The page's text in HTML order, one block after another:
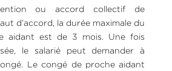
ou accord collectif de
d’accord, la durée maximale du
aidant est de 3 mois. Une fois
le salarié peut demander à
Le congé de proche aidant